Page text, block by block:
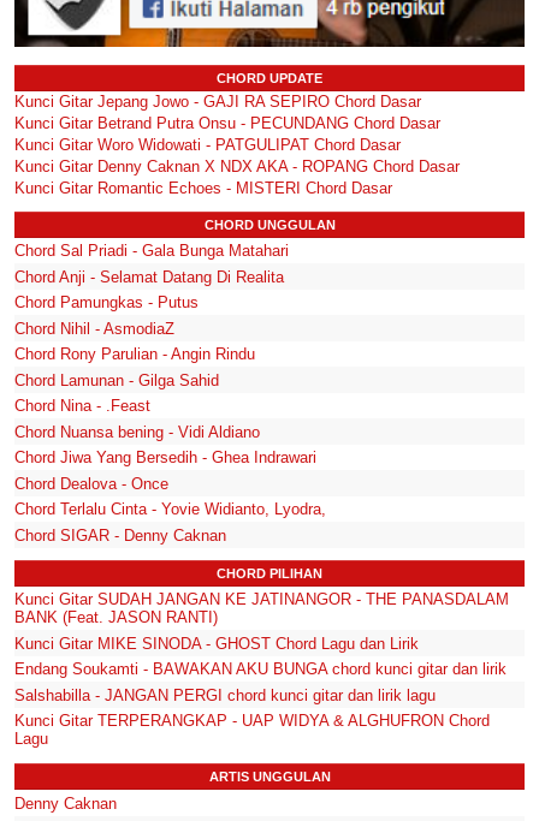
CHORD UPDATE
Kunci Gitar Jepang Jowo - GAJI RA SEPIRO Chord Dasar
Kunci Gitar Betrand Putra Onsu - PECUNDANG Chord Dasar
Kunci Gitar Woro Widowati - PATGULIPAT Chord Dasar
Kunci Gitar Denny Caknan X NDX AKA - ROPANG Chord Dasar
Kunci Gitar Romantic Echoes - MISTERI Chord Dasar
CHORD UNGGULAN
Chord Sal Priadi - Gala Bunga Matahari
Chord Anji - Selamat Datang Di Realita
Chord Pamungkas - Putus
Chord Nihil - AsmodiaZ
Chord Rony Parulian - Angin Rindu
Chord Lamunan - Gilga Sahid
Chord Nina - .Feast
Chord Nuansa bening - Vidi Aldiano
Chord Jiwa Yang Bersedih - Ghea Indrawari
Chord Dealova - Once
Chord Terlalu Cinta - Yovie Widianto, Lyodra,
Chord SIGAR - Denny Caknan
CHORD PILIHAN
Kunci Gitar SUDAH JANGAN KE JATINANGOR - THE PANASDALAM
BANK (Feat. JASON RANTI)
Kunci Gitar MIKE SINODA - GHOST Chord Lagu dan Lirik
Endang Soukamti - BAWAKAN AKU BUNGA chord kunci gitar dan lirik
Salshabilla - JANGAN PERGI chord kunci gitar dan lirik lagu
Kunci Gitar TERPERANGKAP - UAP WIDYA & ALGHUFRON Chord
Lagu
ARTIS UNGGULAN
Denny Caknan